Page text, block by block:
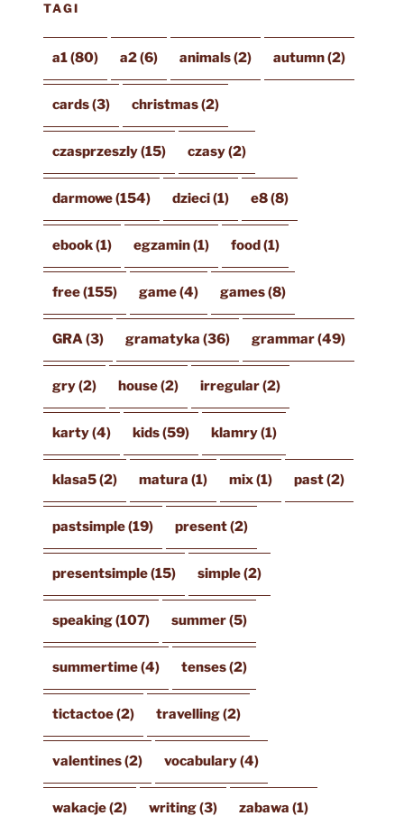
TAGI
a1(80) a2(6) animals(2) autumn(2)
cards(3) christmas(2)
czasprzeszly(15) czasy(2)
darmowe(154) dzieci(1) e8(8)
ebook(1) egzamin(1) food(1)
free(155) game(4) games(8)
GRA(3) gramatyka (36) grammar(49)
gry(2) house(2) irregular(2)
karty(4) kids(59) klamry(1)
klasa5(2) matura (1) mix(1) past(2)
pastsimple(19) present(2)
presentsimple(15) simple(2)
speaking(107) summer(5)
summertime(4) tenses(2)
tictactoe(2) travelling(2)
valentines(2) vocabulary(4)
wakacje(2) writing(3) zabawa (1)